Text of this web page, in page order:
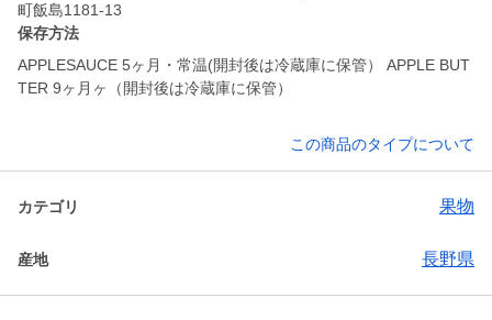
町飯島1181-13
保存方法
APPLESAUCE 5ヶ月・常温(開封後は冷蔵庫に保管） APPLE BUT
TER 9ヶ月ヶ（開封後は冷蔵庫に保管）
この商品のタイプについて
カテゴリ 果物
産地 長野県